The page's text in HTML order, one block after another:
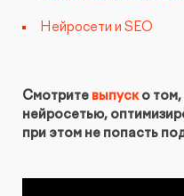
Нейросети и SEO
Смотрите выпуско том,
нейросетью,
при этом не попасть